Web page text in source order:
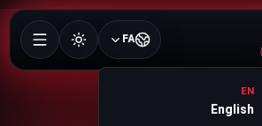
FA
EN
English